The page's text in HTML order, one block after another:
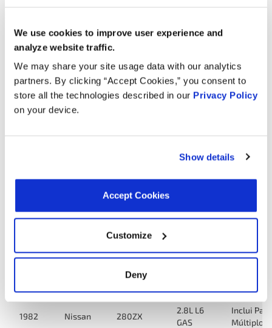
We use cookies to improve user experience and
analyze website traffic.
We may share your site usage data with our analytics
partners. By clicking “Accept Cookies,” you consent to
store all the technologies described in our Privacy Policy
on your device.
Show details
Accept Cookies
Customize
Deny
1990 Nissan
GAS
1989 Nissan Pulsar NX
1.8L L4
1989 Nissan
1.6L L4
Inclui
GAS
Múltiplo
2.2L L4
Inclui
280ZX
2.8L L6
Maxima
1982 Nissan 280ZX
2.8L L6
GAS
Inclui
Múltiplo